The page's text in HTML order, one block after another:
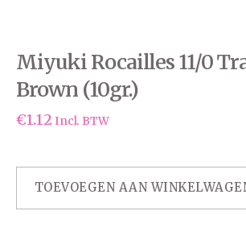
Miyuki Rocailles 11/0
Brown (10gr.)
€1.12 Incl. BTW
TOEVOEGEN AAN